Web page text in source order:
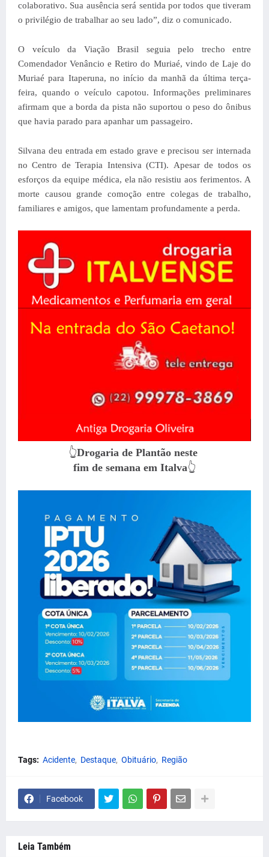
colaborativo. Sua ausência será sentida por todos que tiveram
o privilégio de trabalhar ao seu lado”, diz o comunicado.
O veículo da Viação Brasil seguia pelo trecho entre
Comendador Venâncio e Retiro do Muriaé, vindo de Laje do
Muriaé para Itaperuna, no início da manhã da última terça-
feira, quando o veículo capotou. Informações preliminares
afirmam que a borda da pista não suportou o peso do ônibus
que havia parado para apanhar um passageiro.
Silvana deu entrada em estado grave e precisou ser internada
no Centro de Terapia Intensiva (CTI). Apesar de todos os
esforços da equipe médica, ela não resistiu aos ferimentos. A
morte causou grande comoção entre colegas de trabalho,
familiares e amigos, que lamentam profundamente a perda.
👆Drogaria de Plantão neste
fim de semana em Italva👆
Tags: Acidente Destaque Obituário Região
Facebook
Leia Também